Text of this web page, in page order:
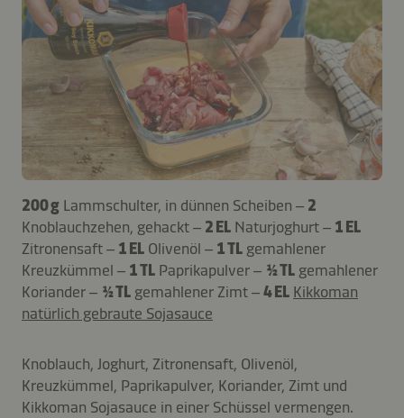
200 g Lammschulter, in dünnen Scheiben – 2
Knoblauchzehen, gehackt – 2 EL Naturjoghurt – 1 EL
Zitronensaft – 1 EL Olivenöl – 1 TL gemahlener
Kreuzkümmel – 1 TL Paprikapulver – ½ TL gemahlener
Koriander – ½ TL gemahlener Zimt –4 EL Kikkoman
natürlich gebraute Sojasauce
Knoblauch, Joghurt, Zitronensaft, Olivenöl,
Kreuzkümmel, Paprikapulver, Koriander, Zimt und
Kikkoman Sojasauce in einer Schüssel vermengen.